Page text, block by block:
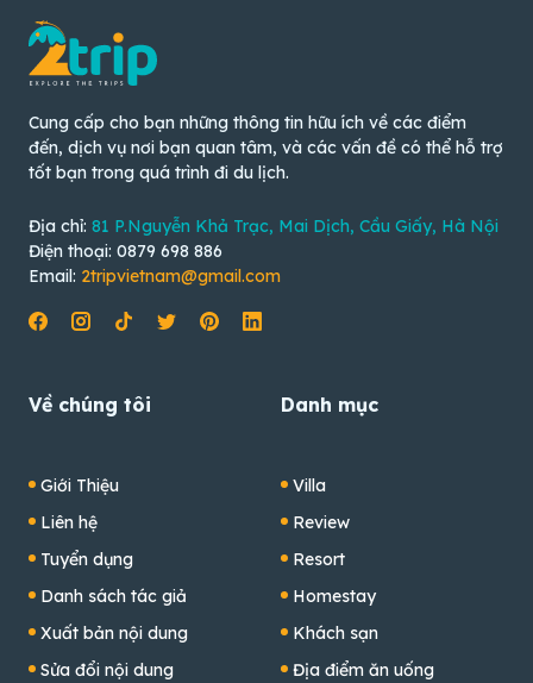
Cung cấp cho bạn những thông tin hữu ích về các điểm
đến, dịch vụ nơi bạn quan tâm, và các vấn đề có thể hỗ trợ
tốt bạn trong quá trình đi du lịch.
Địa chỉ: 81 P.Nguyễn Khả Trạc, Mai Dịch, Cầu Giấy, Hà Nội
Điện thoại: 0879 698 886
Email: 2tripvietnam@gmail.com
Về chúng tôi
Giới Thiệu
Liên hệ
Tuyển dụng
Danh sách tác giả
Xuất bản nội dung
Sửa đổi nội dung
Danh mục
Villa
Review
Resort
Homestay
Khách sạn
Địa điểm ăn uống